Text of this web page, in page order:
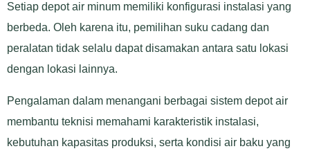
Setiap depot air minum memiliki konfigurasi instalasi yang
berbeda. Oleh karena itu, pemilihan suku cadang dan
peralatan tidak selalu dapat disamakan antara satu lokasi
dengan lokasi lainnya.
Pengalaman dalam menangani berbagai sistem depot air
membantu teknisi memahami karakteristik instalasi,
kebutuhan kapasitas produksi, serta kondisi air baku yang